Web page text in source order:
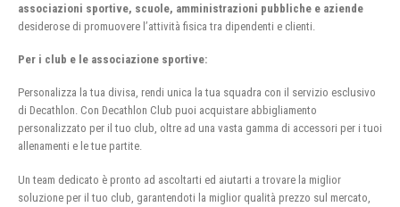
associazioni sportive, scuole, amministrazioni pubbliche e aziende
desiderose di promuovere l’attività fisica tra dipendenti e clienti.
Per i club e le associazione sportive:
Personalizza la tua divisa, rendi unica la tua squadra con il servizio esclusivo
di Decathlon. Con Decathlon Club puoi acquistare abbigliamento
personalizzato per il tuo club, oltre ad una vasta gamma di accessori per i tuoi
allenamenti e le tue partite.
Un team dedicato è pronto ad ascoltarti ed aiutarti a trovare la miglior
soluzione per il tuo club, garantendoti la miglior qualità prezzo sul mercato,